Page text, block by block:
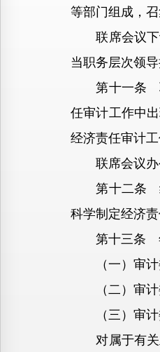
等部门组成，
联席会议下设
当职务层次领导
第十一条 联
任审计工作中
经济责任审计
联席会议办
第十二条 经
科学制定经济
第十三条 年
（一）审计委
（二）审计委
（三）审计
对属于有关主